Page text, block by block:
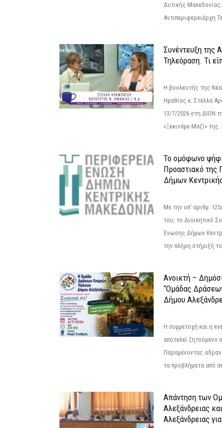
Δυτικής
Αντιπεριφερειάρχη
Συνέντευξη της
Τηλεόραση. Τι
Η βουλευτής της
Ημαθίας κ. Στέλλα
13/7/2026 στη ΔΙΟΝ
«Ξεκινάμε Μαζί»
Το ομόφωνο
Προαστιακό της
Δήμων
Με την υπ' αριθμ.
του, το Διοικητικό
Ένωσης Δήμων
την πλήρη στήριξή
Ανοικτή –
“Ομάδας
Δήμου
Η συμμετοχή και η
αποτελεί ζητούμενο
Παραμένοντας
τα προβλήματα από
Απάντηση των
Αλεξάνδρειας
Αλεξάνδρειας